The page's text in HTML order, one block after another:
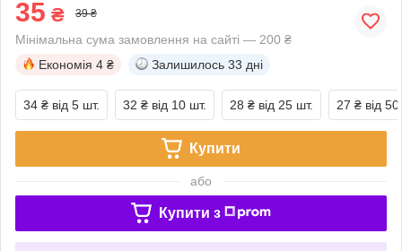
35 ₴ 39 ₴
Мінімальна сума замовлення на сайті — 200 ₴
Економія 4 ₴ Залишилось 33 дні
34 ₴ від 5 шт. 32 ₴ від 10 шт. 28 ₴ від 25 шт. 27 ₴ від
Купити
або
Купити з